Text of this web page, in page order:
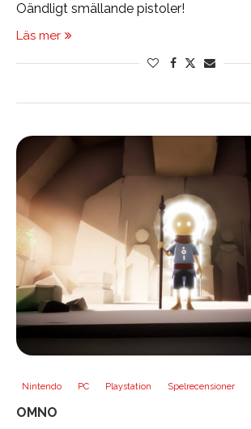
Oändligt smällande pistoler!
Läs mer
Nintendo PC Playstation Spelrecensioner
OMNO